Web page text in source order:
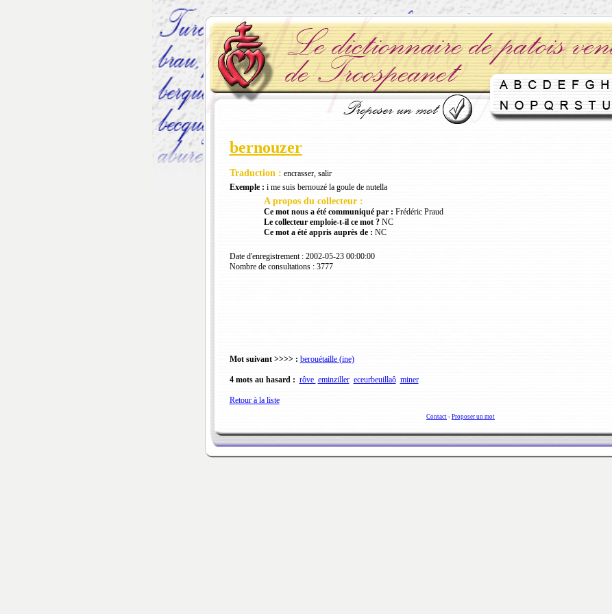
bernouzer
Traduction : encrasser, salir
Exemple : i me suis bernouzé la goule de nutella
A propos du collecteur :
Ce mot nous a été communiqué par : Frédéric Praud
Le collecteur emploie-t-il ce mot ?NC
Ce mot a été appris auprès de : NC
Date d'enregistrement : 2002-05-23 00:00:00
Nombre de consultations : 3777
Mot suivant >>>> : berouétaille (ine)
4 mots au hasard : rôve eminziller eceurbeuillaô miner
Retour à la liste
Contact - Proposer un mot